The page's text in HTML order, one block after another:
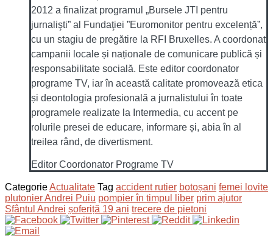
2012 a finalizat programul „Bursele JTI pentru
jurnalişti” al Fundaţiei ”Euromonitor pentru excelență”,
cu un stagiu de pregătire la RFI Bruxelles. A coordonat
campanii locale și naționale de comunicare publică și
responsabilitate socială. Este editor coordonator
programe TV, iar în această calitate promovează etica
și deontologia profesională a jurnalistului în toate
programele realizate la Intermedia, cu accent pe
rolurile presei de educare, informare și, abia în al
treilea rând, de divertisment.
Editor Coordonator Programe TV
CategorieActualitate Tag accident rutier botoșani femei lovite
plutonier Andrei Puiu pompier în timpul liber prim ajutor
Sfântul Andrei șoferiță 19 ani trecere de pietoni